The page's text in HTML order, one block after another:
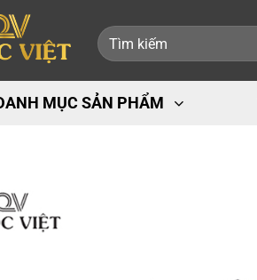
Tìm
kiếm:
MỤC SẢN PHẨM